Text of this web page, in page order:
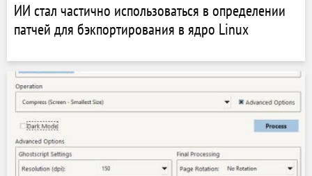
ИИ стал частично использоваться в определении
патчей для бэкпортирования в ядро ​​Linux